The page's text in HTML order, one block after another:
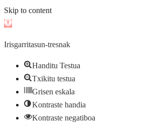
Skip to content
Open
Irisgarritasun-tresnak
Handitu Testua
Txikitu testua
Grisen eskala
Kontraste handia
Kontraste negatiboa